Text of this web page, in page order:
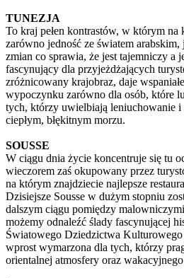
TUNEZJA
To kraj pełen kontrastów, w którym
zarówno jedność ze światem
zmian co sprawia, że jest tajemniczy a
fascynujący dla przyjeżdżających
zróżnicowany krajobraz, daje
wypoczynku zarówno dla osób, które
tych, którzy uwielbiają leniuchowanie
ciepłym, błękitnym morzu.
SOUSSE
W ciągu dnia życie koncentruje się tu
wieczorem zaś okupowany przez
na którym znajdziecie najlepsze
Dzisiejsze Sousse w dużym stopniu
dalszym ciągu pomiędzy
możemy odnaleźć ślady fascynującej
Światowego Dziedzictwa
wprost wymarzona dla tych, którzy
orientalnej atmosfery oraz wakacyjnego